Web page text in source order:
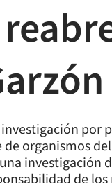
por
organismos
investigación